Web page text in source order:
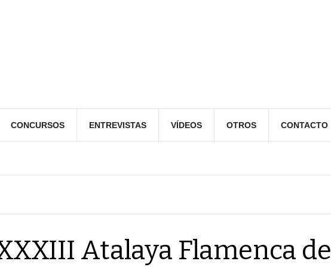
CONCURSOS ENTREVISTAS VÍDEOS OTROS CONTACTO
Atalaya Flamenca de